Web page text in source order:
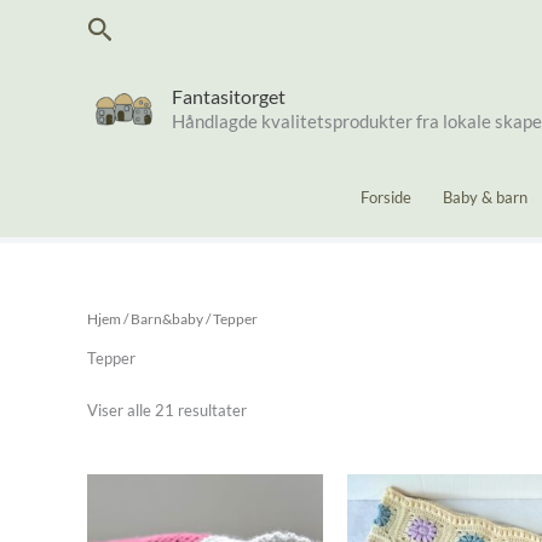
Søk
Fantasitorget
Håndlagde kvalitetsprodukter fra lokale
Forside Baby & barn
Hjem /Barn&baby/ Tepper
Tepper
Viser alle 21 resultaterSortert